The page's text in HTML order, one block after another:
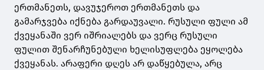
ერთმანეთს, დავუჯეროთ ერთმანეთს და
გამარჯვება იქნება გარდაუვალი. რუსული ფული ამ
ქვეყანაში ვერ იშრიალებს და ვერც რუსული
ფულით შენარჩუნებული ხელისუფლება ეყოლება
ქვეყანას. არაფერი დღეს არ დაწყებულა, არც